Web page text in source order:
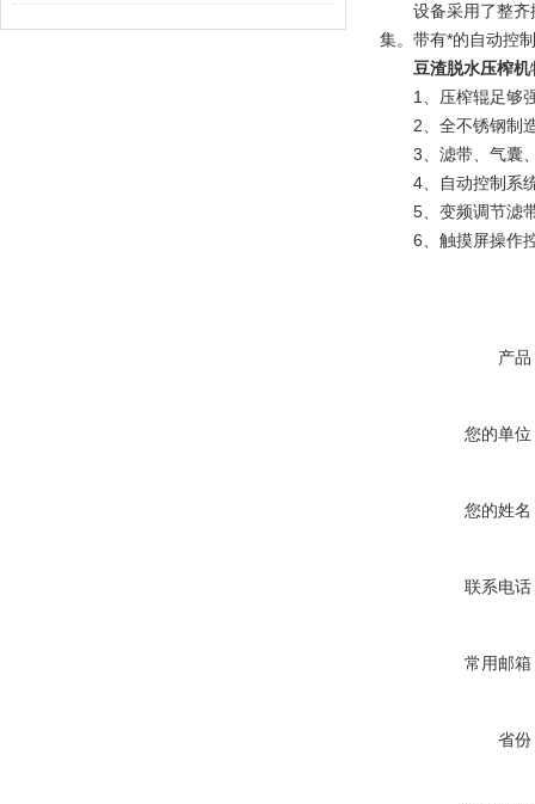
设备采用了整齐排
集。带有*的自动控
豆渣脱水压榨机
1、压榨辊足够强
2、全不锈钢制造
3、滤带、气囊、
4、自动控制系统
5、变频调节滤带
6、触摸屏操作控
产品
您的单位
您的姓名
联系电话
常用邮箱
省份